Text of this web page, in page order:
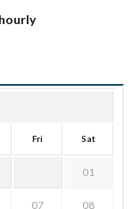
Fri Sat
01
07 08